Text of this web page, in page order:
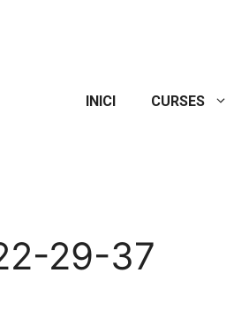
INICI CURSES
29-37